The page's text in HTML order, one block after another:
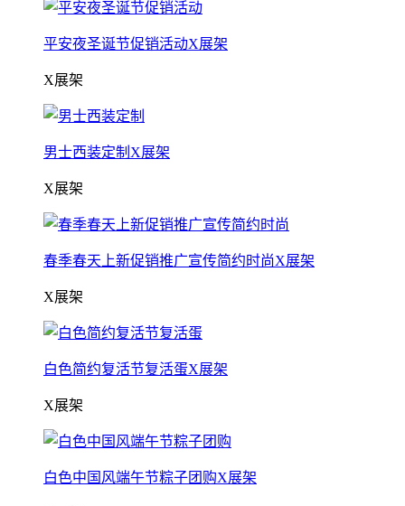
平安夜圣诞节促销活动X展架
X展架
男士西装定制X展架
X展架
春季春天上新促销推广宣传简约时尚X展架
X展架
白色简约复活节复活蛋X展架
X展架
白色中国风端午节粽子团购X展架